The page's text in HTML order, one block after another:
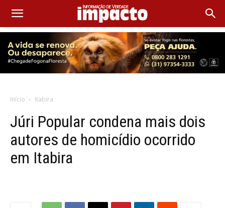
Início Itabira
Júri Popular condena mais dois
autores de homicídio ocorrido
em Itabira